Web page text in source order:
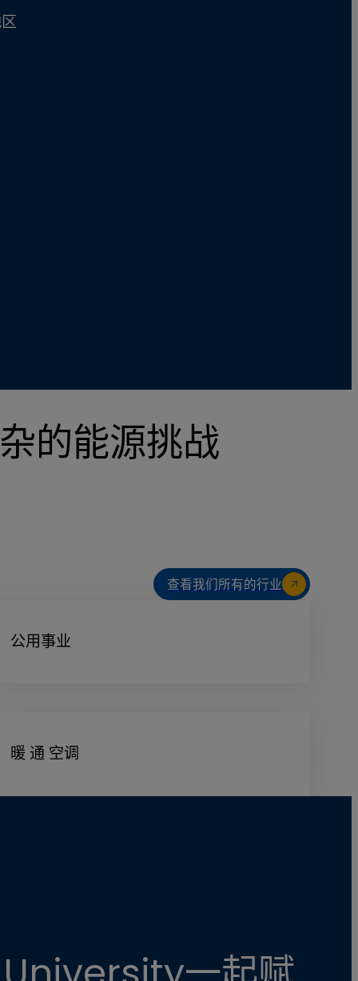
的能源挑战
查看我们所有的行业
公用事业
暖 通 空调